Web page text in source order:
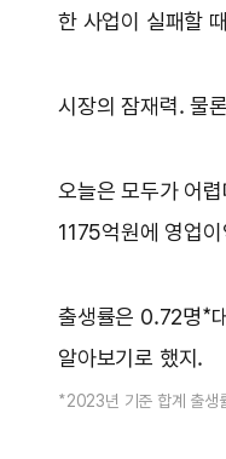
한 사업이 실패할
시장의 잠재력. 물
오늘은 모두가 어
1175억원에 영업
출생률은 0.72명*
알아보기로 했지.
*2023년 기준 합계 출생